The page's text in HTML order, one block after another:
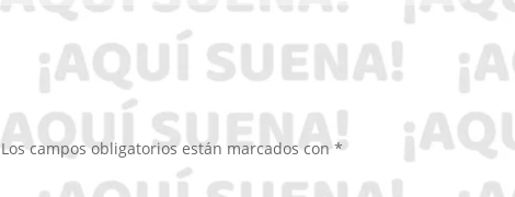
Los campos obligatorios están marcados con*